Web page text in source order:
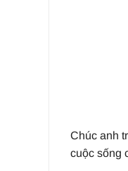
Chúc anh
cuộc sống